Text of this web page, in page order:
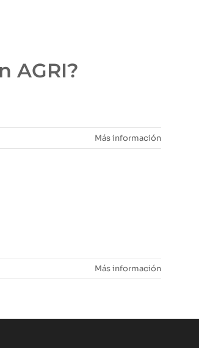
AGRI?
Más información
Más información